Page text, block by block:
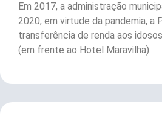
Em 2017, a administração
2020, em virtude da pandemia, a
transferência de renda aos
(em frente ao Hotel Maravilha).